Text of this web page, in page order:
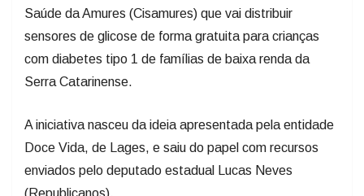
sensores de glicose de forma gratuita para crianças
com diabetes tipo 1 de famílias de baixa renda da
Serra Catarinense.
Doce Vida, de Lages, e saiu do papel com recursos
enviados pelo deputado estadual Lucas Neves
(Republicanos).